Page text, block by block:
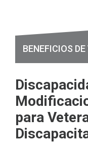
BENEFICIOS
para